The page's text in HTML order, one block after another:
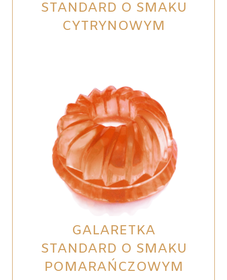
STANDARD O SMAKU
CYTRYNOWYM
GALARETKA
STANDARD O SMAKU
POMARAŃCZOWYM